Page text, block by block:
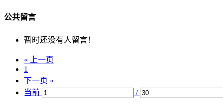
公共留言
暂时还没有人留言！
« 上一页
1
下一页 »
当前
/